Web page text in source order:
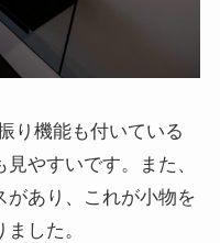
り機能も付いている
やすいです。また、
があり、これが小物を
した。